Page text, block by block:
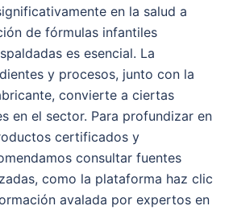
en la salud a
de fórmulas infantiles
es esencial. La
y procesos, junto con la
convierte a ciertas
en el sector. Para profundizar en
certificados y
consultar fuentes
como la plataforma haz clic
avalada por expertos en